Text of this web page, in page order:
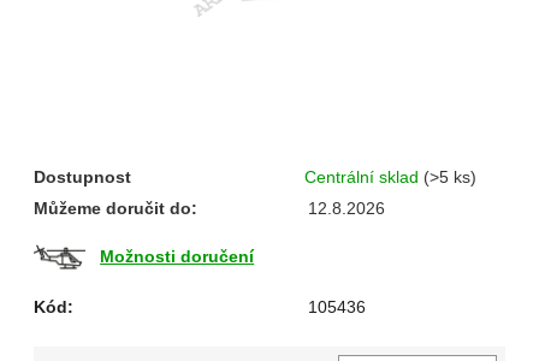
Dostupnost Centrální sklad (>5 ks)
Můžeme doručit do:
12.8.2026
Možnosti doručení
Kód: 105436